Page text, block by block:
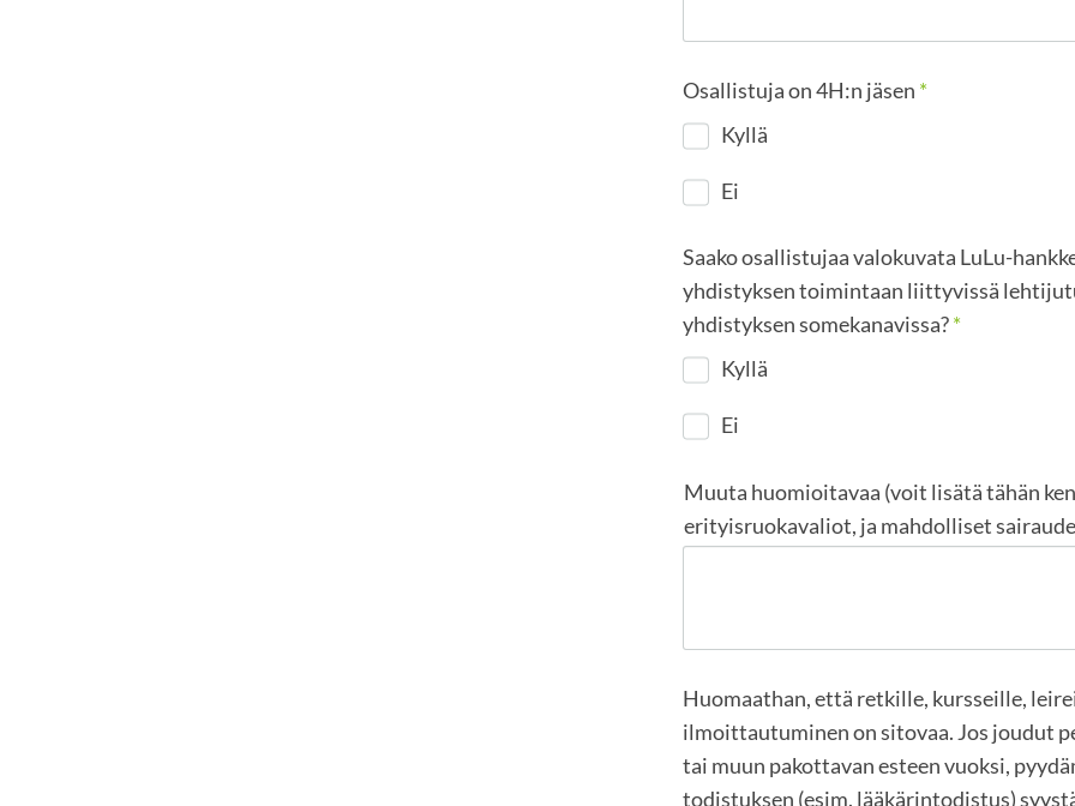
Osallistuja on 4H:n jäsen *
Kyllä
Ei
Saako osallistujaa valokuvata LuLu-
yhdistyksen toimintaan liittyvissä
yhdistyksen somekanavissa?*
Kyllä
Ei
Muuta huomioitavaa (voit lisätä tähän
erityisruokavaliot, ja mahdolliset
Huomaathan, että retkille, kursseille,
ilmoittautuminen on sitovaa. Jos joudut
tai muun pakottavan esteen vuoksi,
todistuksen (esim. lääkärintodistus)